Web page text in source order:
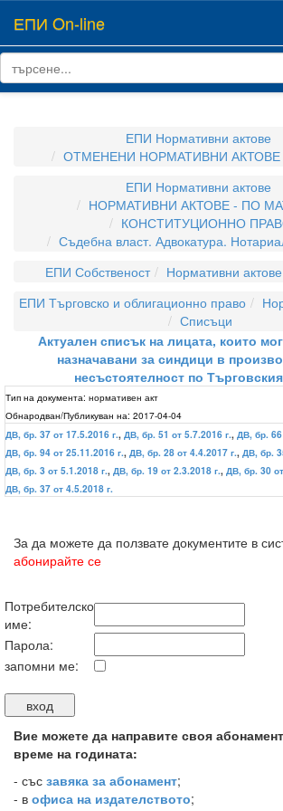
ЕПИ On-line
ЕПИ Нормативни актове
ОТМЕНЕНИ НОРМАТИВНИ АКТОВЕ
ЕПИ Нормативни актове
НОРМАТИВНИ АКТОВЕ - ПО
КОНСТИТУЦИОННО
Съдебна власт. Адвокатура.
ЕПИ Собственост
Нормативни актове
ЕПИ Търговско и облигационно право
Списъци
Актуален списък на лицата, които
назначавани за синдици в
несъстоятелност по
Тип на документа: нормативен акт
Обнародван/Публикуван на: 2017-04-04
ДВ, бр. 37 от 17.5.2016 г., ДВ, бр. 51 от 5.7.2016 г., ДВ, бр. 66
ДВ, бр. 94 от 25.11.2016 г., ДВ, бр. 28 от 4.4.2017 г., ДВ, бр.
ДВ, бр. 3 от 5.1.2018 г., ДВ, бр. 19 от 2.3.2018 г., ДВ, бр. 30
ДВ, бр. 37 от 4.5.2018 г.
За да можете да ползвате документите в
абонирайте се
Потребителско
име:
Парола:
запомни ме:
Вие можете да направите своя
време на годината:
- със завяка за абонамент;
- в офиса на издателството;